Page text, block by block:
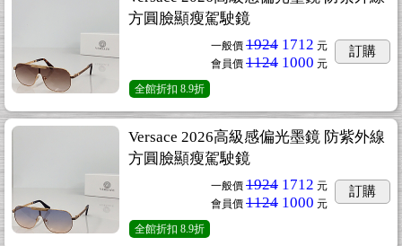
方圓臉顯瘦駕駛鏡
一般價 1924 1712 元
會員價 1124 1000 元
訂購
全館折扣 8.9折
Versace 2026高級感偏光墨鏡 防紫外線
方圓臉顯瘦駕駛鏡
一般價 1924 1712 元
會員價 1124 1000 元
訂購
全館折扣 8.9折